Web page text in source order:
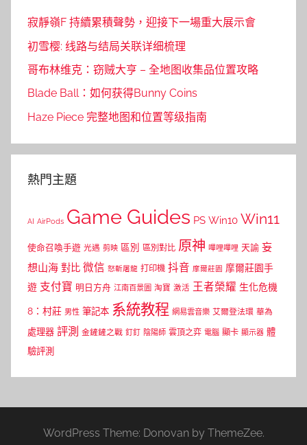
寂靜嶺F 持續累積聲勢，迎接下一場重大展示會
初雪樱: 线路与结局关联详细梳理
哥布林维克：窃贼大亨 – 全地图收集品位置攻略
Blade Ball：如何获得Bunny Coins
Haze Piece 完整地图和位置等级指南
熱門主題
AI AirPods Game Guides PS Win10 Win11
使命召喚手遊 光遇 剪映 區別 區別對比 原神 嗶哩嗶哩 天諭 妄
想山海 對比 微信 怒斬屠龍 打印機 抖音 摩爾莊園 摩爾莊園手
遊 支付寶 明日方舟 江南百景圖 淘寶 激活 王者榮耀 生化危機
8：村莊 男性 筆記本 系統教程 網易雲音樂 艾爾登法環 華為
處理器 評測 金鏟鏟之戰 釘釘 陰陽師 雲頂之弈 電腦 顯卡 顯示器 體
驗評測
WordPress Theme: Donovan by ThemeZee.